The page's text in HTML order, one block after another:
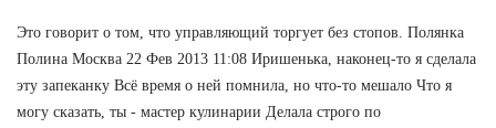
Это говорит о том, что управляющий торгует без стопов. Полянка
Полина Москва 22 Фев 2013 11:08 Иришенька, наконец-то я сделала
эту запеканку Всё время о ней помнила, но что-то мешало Что я
могу сказать, ты - мастер кулинарии Делала строго по